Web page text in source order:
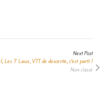
Next Post
Les 7 Laux, VTT de descente, c’est parti !
Non classé